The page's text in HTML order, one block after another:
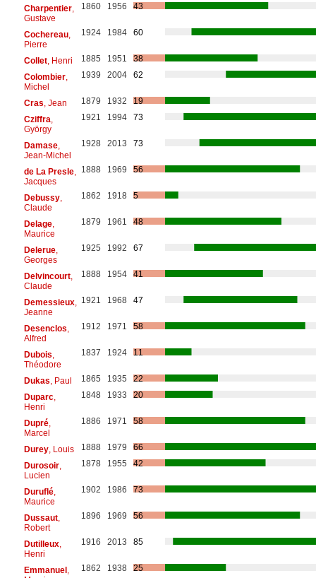
Charpentier,
Gustave
1860 1956 43
Cochereau,
Pierre
1924 1984 60
Collet, Henri 1885 1951
38
Colombier,
Michel
1939 2004 62
Cras , Jean 1879 1932
19
Cziffra
György
1921 1994 73
Damase,
Jean-Michel
1928 2013 73
de La Presle,
Jacques
1888 1969 56
Debussy,
Claude
1862 1918 5
Delage,
Maurice
1879 1961 48
Delerue,
Georges
1925 1992 67
Delvincourt,
Claude
1888 1954 41
Demessieux,
Jeanne
1921 1968 47
Desenclos
Alfred
1912 1971 58
Dubois
Théodore
1837 1924 11
Dukas , Paul 1865 1935
22
Duparc,
Henri
1848 1933 20
Dupré,
Marcel
1886 1971 58
Durey, Louis 1888 1979
66
Durosoir,
Lucien
1878 1955 42
Duruflé,
Maurice
1902 1986 73
Dussaut,
Robert
1896 1969 56
Dutilleux,
Henri
1916 2013 85
Emmanuel,
1862 1938 25